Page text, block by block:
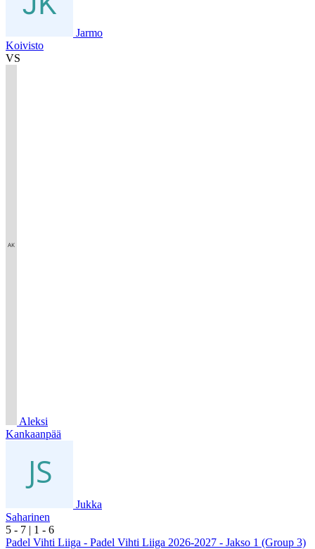
Jarmo
Koivisto
VS
Aleksi
Kankaanpää
Jukka
Saharinen
5 - 7 | 1 - 6
Padel Vihti Liiga - Padel Vihti Liiga 2026-2027 - Jakso 1 (Group 3)